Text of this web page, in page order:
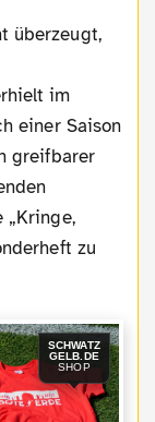
im
einer Saison
greifbarer
zu
SCHWATZ
GELB.DE
SHOP